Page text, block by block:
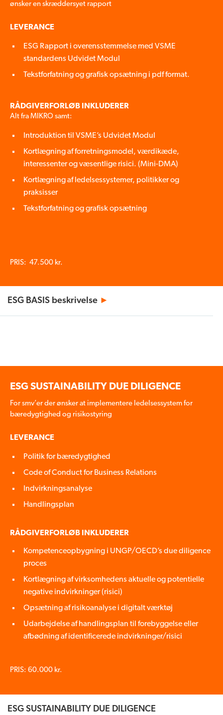
ønsker en skræddersyet rapport
LEVERANCE
ESG Rapport i overensstemmelse med VSME
standardens Udvidet Modul
Tekstforfatning og grafisk opsætning i pdf format.
RÅDGIVERFORLØB INKLUDERER
Alt fra MIKRO samt:
Introduktion til VSME’s Udvidet Modul
Kortlægning af forretningsmodel, værdikæde,
interessenter og væsentlige risici. (Mini-DMA)
Kortlægning af ledelsessystemer, politikker og
praksisser
Tekstforfatning og grafisk opsætning
PRIS: 47.500 kr.
ESG BASIS beskrivelse ►
ESG SUSTAINABILITY DUE DILIGENCE
For smv’er der ønsker at implementere ledelsessystem for
bæredygtighed og risikostyring
LEVERANCE
Politik for bæredygtighed
Code of Conduct for Business Relations
Indvirkningsanalyse
Handlingsplan
RÅDGIVERFORLØB INKLUDERER
Kompetenceopbygning i UNGP/OECD’s due diligence
proces
Kortlægning af virksomhedens aktuelle og potentielle
negative indvirkninger (risici)
Opsætning af risikoanalyse i digitalt værktøj
Udarbejdelse af handlingsplan til forebyggelse eller
afbødning af identificerede indvirkninger/risici
PRIS: 60.000 kr.
ESG SUSTAINABILITY DUE DILIGENCE